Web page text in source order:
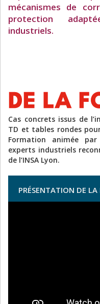
mécanismes de
protection
industriels.
Cas concrets issus de
TD et tables rondes
Formation animée par
experts industriels
de l’INSA Lyon.
PRÉSENTATION DE